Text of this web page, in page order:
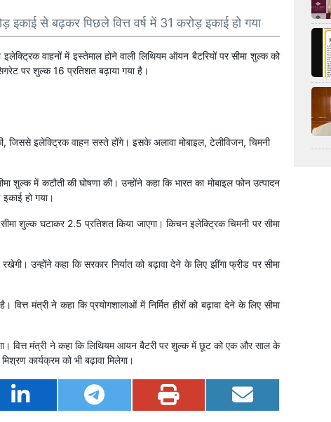
से बढ़कर पिछले वित्त वर्ष में 31 करोड़ इकाई हो गया
इलेक्ट्रिक वाहनों में इस्तेमाल होने वाली लिथियम ऑयन बैटरियों पर सीमा शुल्क को
पर शुल्क 16 प्रतिशत बढ़ाया गया है।
इलेक्ट्रिक वाहन सस्ते होंगे। इसके अलावा मोबाइल, टेलीविजन, चिमनी
शुल्क में कटौती की घोषणा की। उन्होंने कहा कि भारत का मोबाइल फोन उत्पादन
हो गया।
शुल्क घटाकर 2.5 प्रतिशत किया जाएगा। किचन इलेक्ट्रिक चिमनी पर सीमा
उन्होंने कहा कि सरकार निर्यात को बढ़ावा देने के लिए झींगा फ्रीड पर सीमा
मंत्री ने कहा कि प्रयोगशालाओं में निर्मित हीरों को बढ़ावा देने के लिए सीमा
वित्त मंत्री ने कहा कि लिथियम आयन बैटरी पर शुल्क में छूट को एक और साल के
कार्यक्रम को भी बढ़ावा मिलेगा।